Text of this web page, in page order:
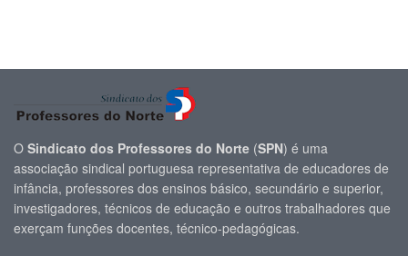
O Sindicato dos Professores do Norte (SPN) é uma
associação sindical portuguesa representativa de educadores de
infância, professores dos ensinos básico, secundário e superior,
investigadores, técnicos de educação e outros trabalhadores que
exerçam funções docentes, técnico-pedagógicas.